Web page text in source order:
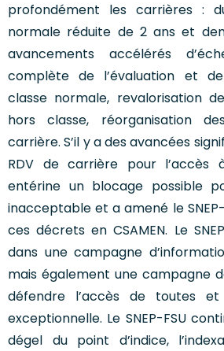
profondément les carrières :
normale réduite de 2 ans et
avancements accélérés
complète de l’évaluation et
classe normale, revalorisation
hors classe, réorganisation
carrière. S’il y a des avancées
RDV de carrière pour l’accès
entérine un blocage possible
inacceptable et a amené le
ces décrets en CSAMEN. Le
dans une campagne
mais également une campagne
défendre l’accès de toutes
exceptionnelle. Le SNEP-FSU
dégel du point d’indice,